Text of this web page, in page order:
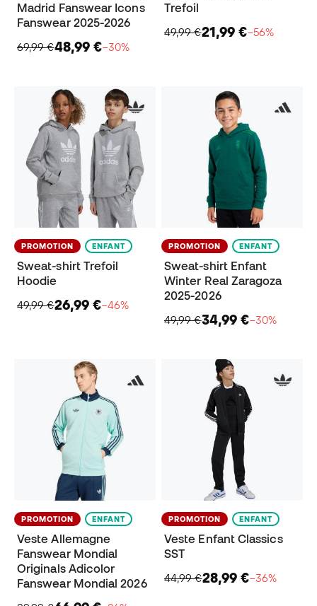
Madrid Fanswear Icons
Fanswear 2025-2026
69,99 €48,99 €−30%
Trefoil
49,99 €21,99 €−56%
PROMOTION ENFANT
Sweat-shirt Trefoil
Hoodie
49,99 €26,99 €−46%
PROMOTION ENFANT
Sweat-shirt Enfant
Winter Real Zaragoza
2025-2026
49,99 €34,99 €−30%
PROMOTION ENFANT
Veste Allemagne
Fanswear Mondial
Originals Adicolor
Fanswear Mondial 2026
PROMOTION ENFANT
Veste Enfant Classics
SST
44,99 €28,99 €−36%